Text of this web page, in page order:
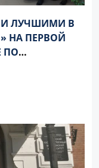
ЛУЧШИМИ В
НА ПЕРВОЙ
ПО